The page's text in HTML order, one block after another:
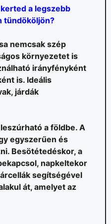
a legszebb
tündököljön?
nemcsak szép
környezetet is
irányfényként
is. Ideális
járdák
a földbe. A
egyszerűen és
Besötétedéskor, a
napkeltekor
segítségével
át, amelyet az